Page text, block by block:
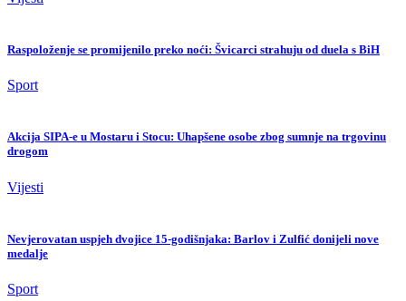
Raspoloženje se promijenilo preko noći: Švicarci strahuju od duela s BiH
Sport
Akcija SIPA-e u Mostaru i Stocu: Uhapšene osobe zbog sumnje na trgovinu
drogom
Vijesti
Nevjerovatan uspjeh dvojice 15-godišnjaka: Barlov i Zulfić donijeli nove
medalje
Sport